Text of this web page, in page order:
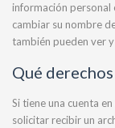
información personal
cambiar su nombre
también pueden ver
Qué
Si tiene una cuenta
solicitar recibir un